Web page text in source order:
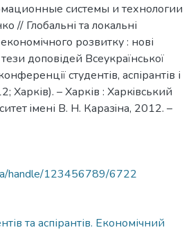
системы и технологии
// Глобальні та локальні
розвитку : нові
доповідей Всеукраїнської
студентів, аспірантів і
Харків). – Харків : Харкiвський
iмені В. Н. Каразiна, 2012. –
handle/123456789/6722
та аспірантів. Економічний